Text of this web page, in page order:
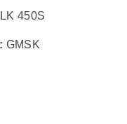
450S
GMSK